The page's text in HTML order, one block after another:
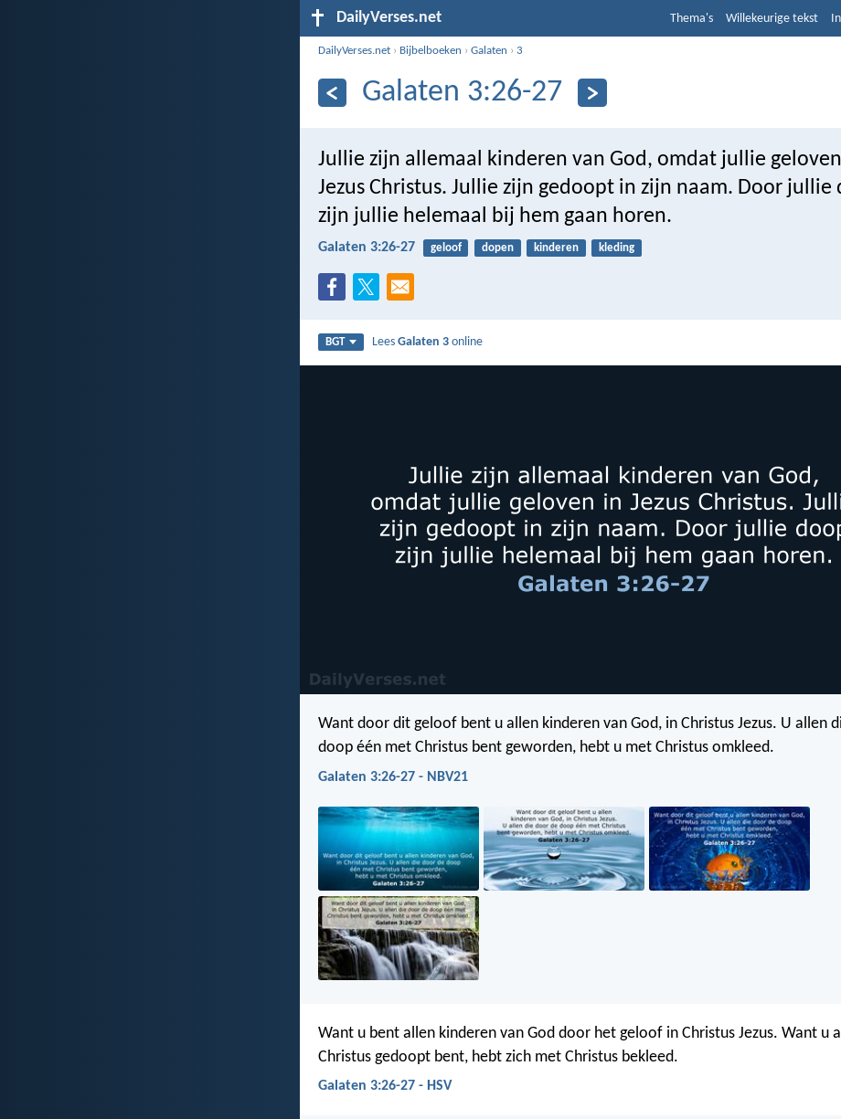
DailyVerses.net Thema's Willekeurige tekst
DailyVerses.net › Bijbelboeken ›Galaten ›3
Galaten 3:26-27
Jullie zijn allemaal kinderen van God, omdat jullie
Jezus Christus. Jullie zijn gedoopt in zijn naam. Door jullie
zijn jullie helemaal bij hem gaan horen.
Galaten 3:26-27 geloof dopen kinderen kleding
BGT LeesGalaten 3 online
Want door dit geloof bent u allen kinderen van God, in Christus Jezus. U allen
doop één met Christus bent geworden, hebt u met Christus omkleed.
Galaten 3:26-27 - NBV21
Want u bent allen kinderen van God door het geloof in Christus Jezus. Want u
Christus gedoopt bent, hebt zich met Christus bekleed.
Galaten 3:26-27 - HSV